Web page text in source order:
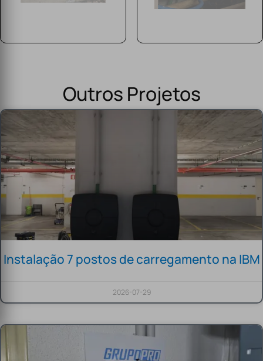
Outros Projetos
Instalação 7 postos de carregamento na IBM
2026-07-29